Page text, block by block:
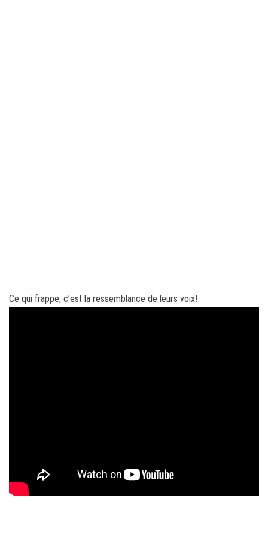
Ce qui frappe, c’est la ressemblance de leurs voix!